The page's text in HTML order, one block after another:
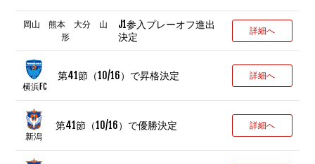
岡山 熊本 大分 山
形
J1参入プレーオフ進出
決定
詳細へ
横浜FC
第41節（10/16）で昇格決定 詳細へ
新潟
第41節（10/16）で優勝決定 詳細へ